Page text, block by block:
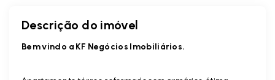
Descrição do imóvel
Bem vindo a KF Negócios Imobiliários.